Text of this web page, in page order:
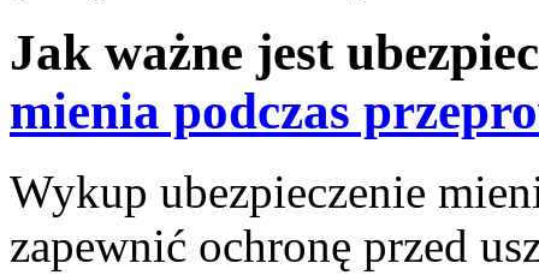
Jak ważne jest
mienia podczas
Wykup ubezpieczenie
zapewnić ochronę przed